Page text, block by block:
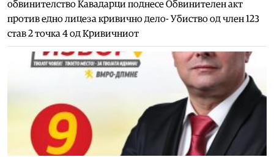
обвинителство Кавадарци поднесе Обвинителен акт
против едно лицеза кривично дело- Убиство од член 123
став 2 точка 4 од Кривичниот